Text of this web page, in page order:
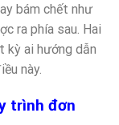
bám chết như
ra phía sau. Hai
kỳ ai hướng dẫn
này.
trình đơn